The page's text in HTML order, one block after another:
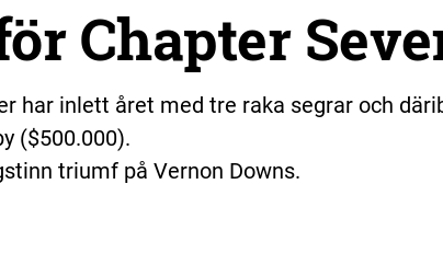
Chapter
har inlett året med tre raka segrar och
($500.000).
triumf på Vernon Downs.